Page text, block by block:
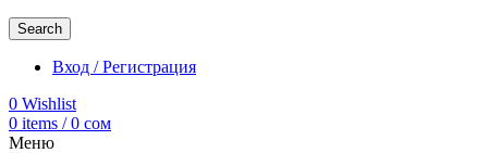
Search
Вход / Регистрация
0 Wishlist
0 items / 0 сом
Меню